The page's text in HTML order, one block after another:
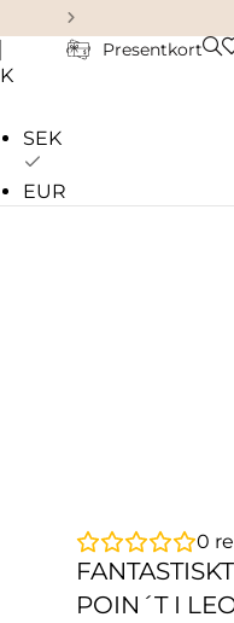
SEK
EUR
Presentkort
0
POIN´T I